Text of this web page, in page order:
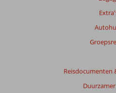
Reisdocumenten